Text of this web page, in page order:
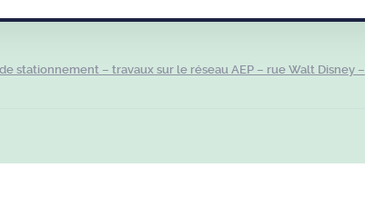
stationnement – travaux sur le réseau AEP – rue Walt Disney –